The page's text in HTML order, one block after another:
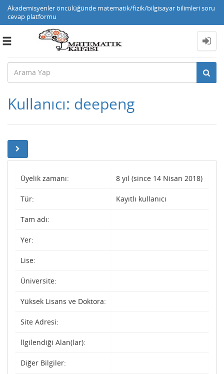
Akademisyenler öncülüğünde matematik/fizik/bilgisayar bilimleri soru
cevap platformu
Toggle
Kullanıcı: deepeng
Üyelik zamanı: 8 yıl (since 14 Nisan 2018)
Tür: Kayıtlı kullanıcı
Tam adı:
Yer:
Lise:
Üniversite:
Yüksek Lisans ve Doktora:
Site Adresi:
İlgilendiği Alan(lar):
Diğer Bilgiler: